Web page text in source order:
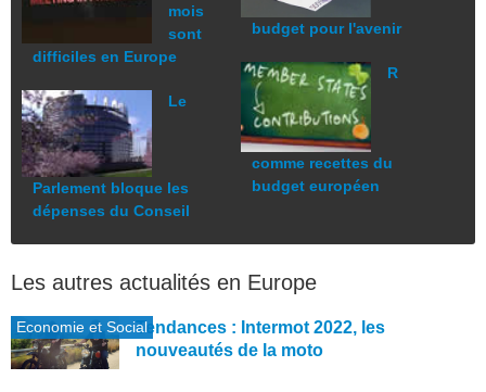
mois
sont
difficiles en Europe
Le
Parlement bloque les
dépenses du Conseil
budget pour l'avenir
R
comme recettes du
budget européen
Les autres actualités en Europe
Economie et SocialTendances : Intermot 2022, les
nouveautés de la moto